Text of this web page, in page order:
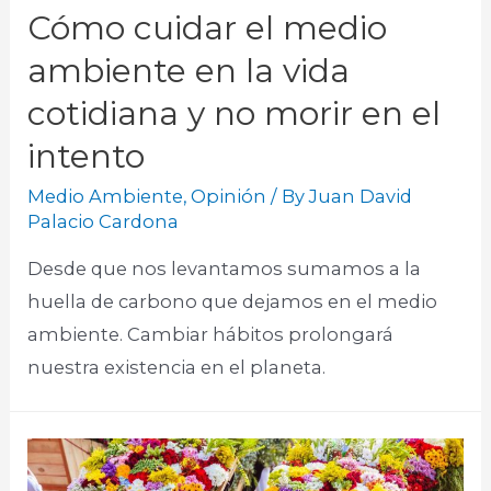
Cómo cuidar el medio
ambiente en la vida
cotidiana y no morir en el
intento
Medio Ambiente,Opinión / ByJuan David
Palacio Cardona
Desde que nos levantamos sumamos a la
huella de carbono que dejamos en el medio
ambiente. Cambiar hábitos prolongará
nuestra existencia en el planeta.​